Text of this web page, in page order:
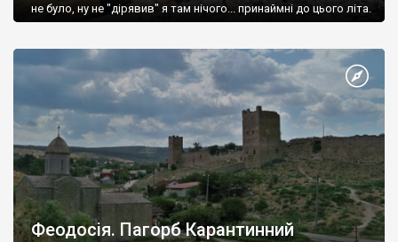
не було, ну не "дірявив" я там нічого... принаймні до цього літа.
Феодосія. Пагорб Карантинний